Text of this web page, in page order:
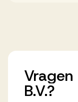
Ons team
Vragen
B.V.?